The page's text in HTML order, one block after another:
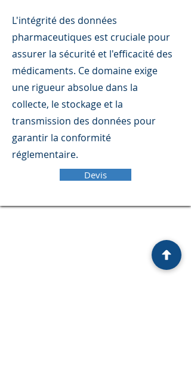
L'intégrité des données
pharmaceutiques est cruciale pour
assurer la sécurité et l'efficacité des
médicaments. Ce domaine exige
une rigueur absolue dans la
collecte, le stockage et la
transmission des données pour
garantir la conformité
réglementaire.
Devis